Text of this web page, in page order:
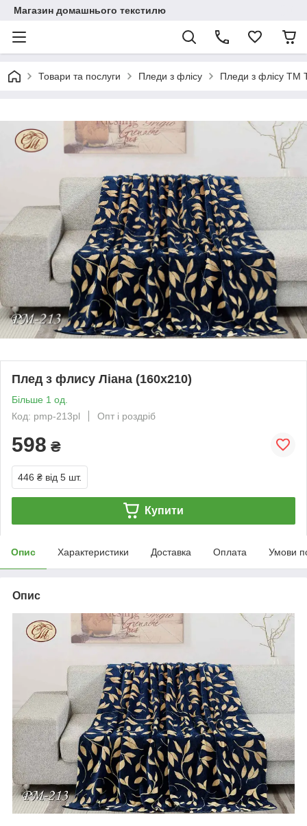
Магазин домашнього текстилю
Товари та послуги Пледи з флісу Пледи з флісу ТМ
Плед з флису Ліана (160х210)
Більше 1 од.
Код: pmp-213pl
Опт і роздріб
598 ₴
446 ₴ від 5 шт.
Купити
Опис Характеристики Доставка Оплата Умови
Опис